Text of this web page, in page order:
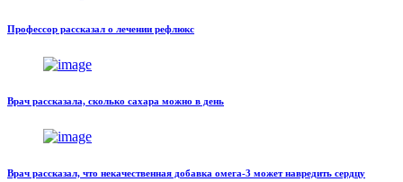
Профессор рассказал о лечении рефлюкс
Врач рассказала, сколько сахара можно в день
Врач рассказал, что некачественная добавка омега-3 может навредить сердцу